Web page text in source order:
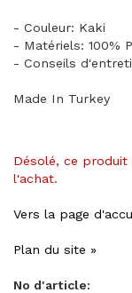
- Couleur: Kaki
- Matériels: 100%
- Conseils
Made In Turkey
Désolé, ce
l'achat.
Vers la page
Plan du site »
No d'article: